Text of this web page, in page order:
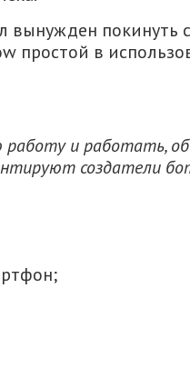
вынужден покинуть
простой в
и работать,
создатели